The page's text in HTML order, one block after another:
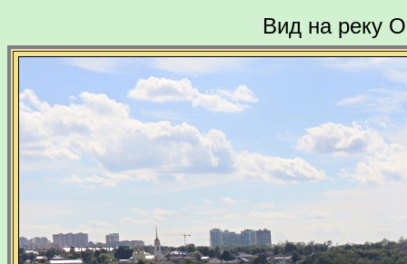
Вид на реку